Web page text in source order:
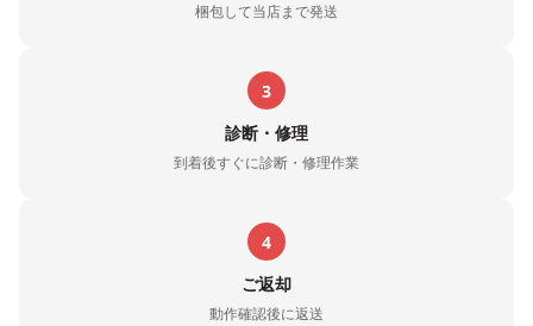
梱包して当店まで発送
3
診断・修理
到着後すぐに診断・修理作業
4
ご返却
動作確認後に返送